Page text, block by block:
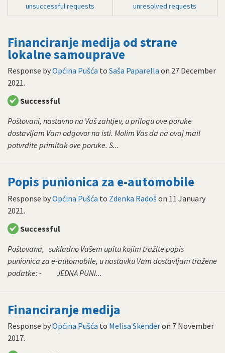
unsuccessful requests unresolved requests
Financiranje medija od strane
lokalne samouprave
Response byOpćina Pušća to Saša Paparella on 27 December
2021.
Successful
Poštovani, nastavno na Vaš zahtjev, u prilogu ove poruke
dostavljam Vam odgovor na isti. Molim Vas da na ovaj mail
potvrdite primitak ove poruke. S...
Popis punionica za e-automobile
Response byOpćina Pušća to Zdenka Radošon 11 January
2021.
Successful
Poštovana, sukladno Vašem upitu kojim tražite popis
punionica za e-automobile, u nastavku Vam dostavljam tražene
podatke: - JEDNA PUNI...
Financiranje medija
Response byOpćina Pušća to Melisa Skenderon 7 November
2017.